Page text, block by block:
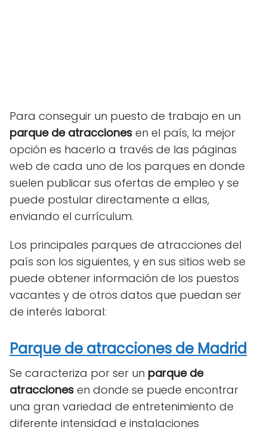
Para conseguir un puesto de trabajo en un
parque de atracciones en el país, la mejor
opción es hacerlo a través de las páginas
web de cada uno de los parques en donde
suelen publicar sus ofertas de empleo y se
puede postular directamente a ellas,
enviando el currículum.
Los principales parques de atracciones del
país son los siguientes, y en sus sitios web se
puede obtener información de los puestos
vacantes y de otros datos que puedan ser
de interés laboral:
Parque de atracciones de Madrid
Se caracteriza por ser un parque de
atracciones en donde se puede encontrar
una gran variedad de entretenimiento de
diferente intensidad e instalaciones